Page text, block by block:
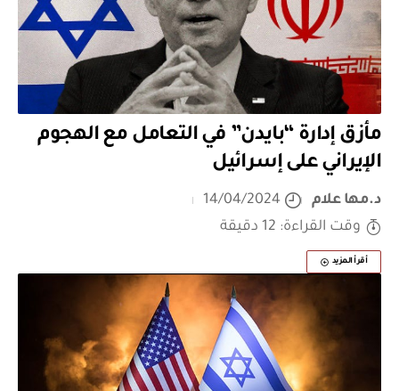
مأزق إدارة “بايدن” في التعامل مع الهجوم
الإيراني على إسرائيل
د.مها علام
14/04/2024
وقت القراءة: 12 دقيقة
أقرأ المزيد